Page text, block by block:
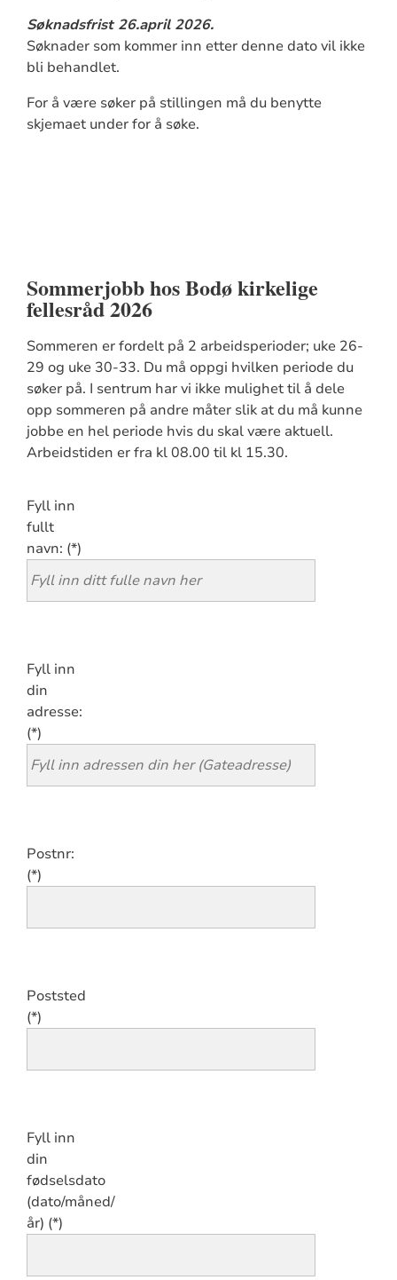
Søknadsfrist 26.april 2026.
Søknader som kommer inn etter denne dato vil ikke
bli behandlet.
For å være søker på stillingen må du benytte
skjemaet under for å søke.
Sommerjobb hos Bodø kirkelige
fellesråd 2026
Sommeren er fordelt på 2 arbeidsperioder; uke 26-
29 og uke 30-33. Du må oppgi hvilken periode du
søker på. I sentrum har vi ikke mulighet til å dele
opp sommeren på andre måter slik at du må kunne
jobbe en hel periode hvis du skal være aktuell.
Arbeidstiden er fra kl 08.00 til kl 15.30.
Fyll inn
fullt
navn:
Fyll inn
din
adresse:
Postnr:
Poststed
Fyll inn
din
fødselsdato
(dato/måned/
år)